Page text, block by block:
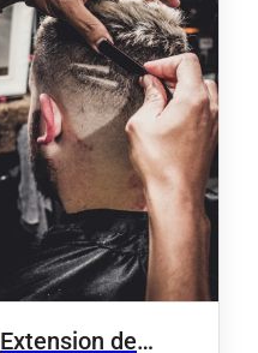
Extension de